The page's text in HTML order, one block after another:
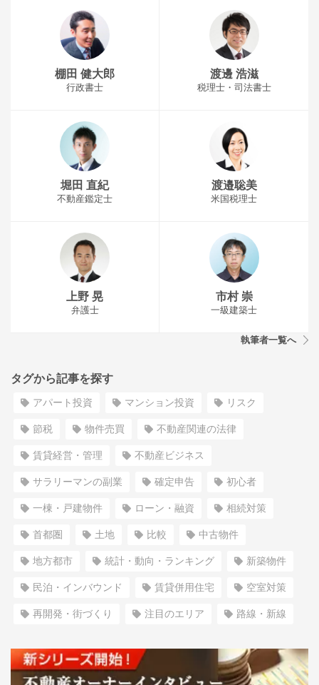
棚田 健大郎
行政書士
渡邊 浩滋
税理士・司法書士
堀田 直紀
不動産鑑定士
渡邉聡美
米国税理士
上野 晃
弁護士
市村 崇
一級建築士
執筆者一覧へ
タグから記事を探す
アパート投資 マンション投資 リスク
節税 物件売買 不動産関連の法律
賃貸経営・管理 不動産ビジネス
サラリーマンの副業 確定申告 初心者
一棟・戸建物件 ローン・融資 相続対策
首都圏 土地 比較 中古物件
地方都市 統計・動向・ランキング 新築物件
民泊・インバウンド 賃貸併用住宅 空室対策
再開発・街づくり 注目のエリア 路線・新線